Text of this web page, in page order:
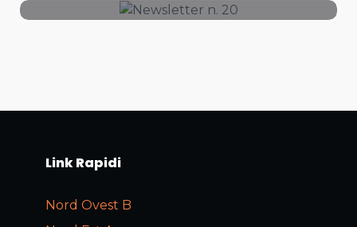
Link Rapidi
Nord Ovest B